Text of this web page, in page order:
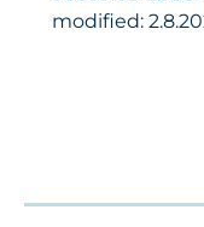
modified: